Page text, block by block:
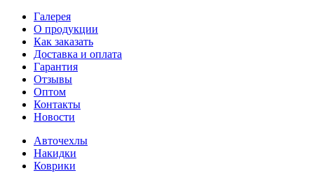
Галерея
О продукции
Как заказать
Доставка и оплата
Гарантия
Отзывы
Оптом
Контакты
Новости
Авточехлы
Накидки
Коврики